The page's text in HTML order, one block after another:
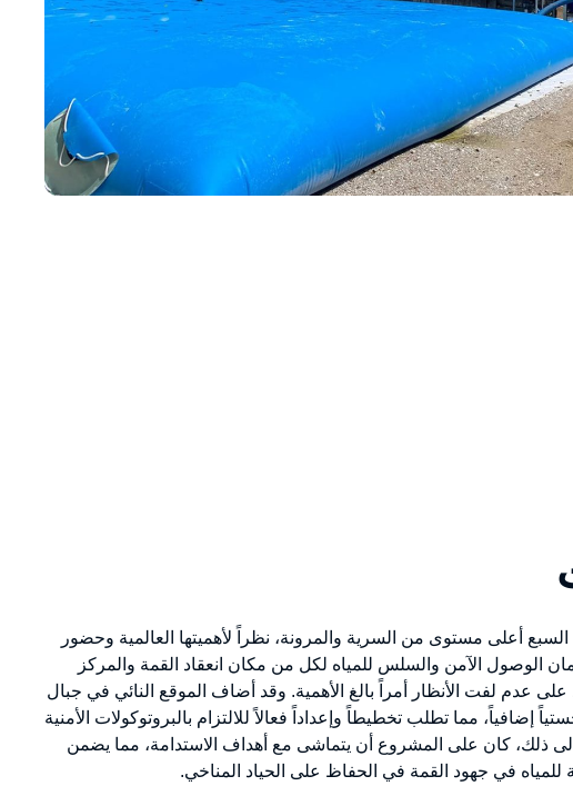
أعلى مستوى من السرية والمرونة، نظراً لأهميتها العالمية وحضور
الوصول الآمن والسلس للمياه لكل من مكان انعقاد القمة والمركز
على عدم لفت الأنظار أمراً بالغ الأهمية. وقد أضاف الموقع النائي في جبال
إضافياً، مما تطلب تخطيطاً وإعداداً فعالاً للالتزام بالبروتوكولات الأمنية
إلى ذلك، كان على المشروع أن يتماشى مع أهداف الاستدامة، مما يضمن
للمياه في جهود القمة في الحفاظ على الحياد المناخي.